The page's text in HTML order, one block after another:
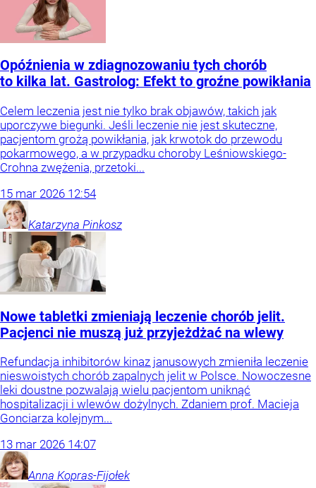
Opóźnienia w zdiagnozowaniu tych chorób
to kilka lat. Gastrolog: Efekt to groźne powikłania
Celem leczenia jest nie tylko brak objawów, takich jak
uporczywe biegunki. Jeśli leczenie nie jest skuteczne,
pacjentom grożą powikłania, jak krwotok do przewodu
pokarmowego, a w przypadku choroby Leśniowskiego-
Crohna zwężenia, przetoki...
15 mar 2026 12:54
Katarzyna Pinkosz
Nowe tabletki zmieniają leczenie chorób jelit.
Pacjenci nie muszą już przyjeżdżać na wlewy
Refundacja inhibitorów kinaz janusowych zmieniła leczenie
nieswoistych chorób zapalnych jelit w Polsce. Nowoczesne
leki doustne pozwalają wielu pacjentom uniknąć
hospitalizacji i wlewów dożylnych. Zdaniem prof. Macieja
Gonciarza kolejnym...
13 mar 2026 14:07
Anna Kopras-Fijołek